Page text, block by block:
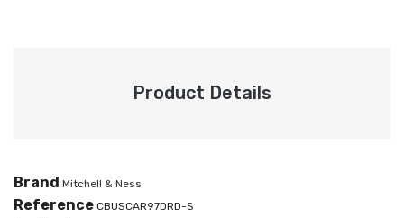
Product Details
Brand Mitchell & Ness
Reference CBUSCAR97DRD-S